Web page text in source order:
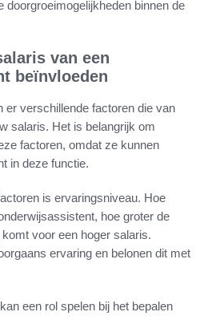
doorgroeimogelijkheden binnen de
van een
beïnvloeden
er verschillende factoren die van
salaris. Het is belangrijk om
factoren, omdat ze kunnen
in deze functie.
is ervaringsniveau. Hoe
hoe groter de
voor een hoger salaris.
ervaring en belonen dit met
een rol spelen bij het bepalen